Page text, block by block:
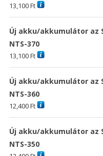
13,100Ft
Új akku/akkumulátor az
NTS-370
13,100Ft
Új akku/akkumulátor az
NTS-360
12,400Ft
Új akku/akkumulátor az
NTS-350